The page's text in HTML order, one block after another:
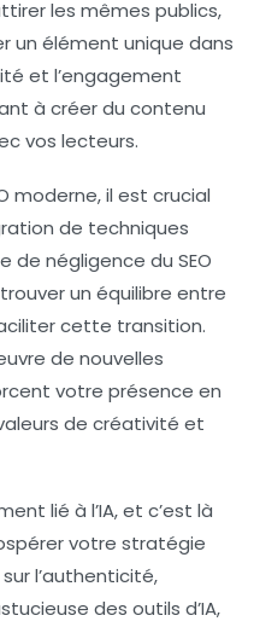
les mêmes publics,
un élément unique dans
et l’engagement
à créer du contenu
vos lecteurs.
moderne, il est crucial
de techniques
de négligence du SEO
un équilibre entre
cette transition.
de nouvelles
votre présence en
de créativité et
lié à l’IA, et c’est là
votre stratégie
l’authenticité,
des outils d’IA,